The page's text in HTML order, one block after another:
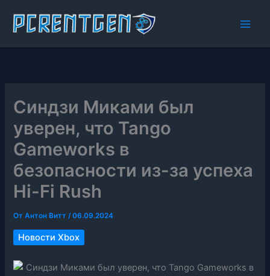
содержимому
Синдзи Миками был
уверен, что Tango
Gameworks в
безопасности из-за успеха
Hi-Fi Rush
ОтАнтон Витт/06.09.2024
Новости Xbox